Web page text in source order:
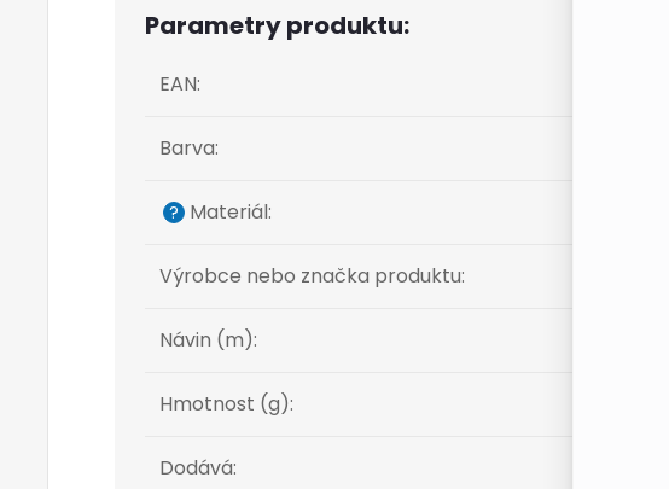
Parametry produktu:
EAN:
Barva:
? Materiál:
Výrobce nebo značka produktu:
Návin (m):
Hmotnost (g):
Dodává: